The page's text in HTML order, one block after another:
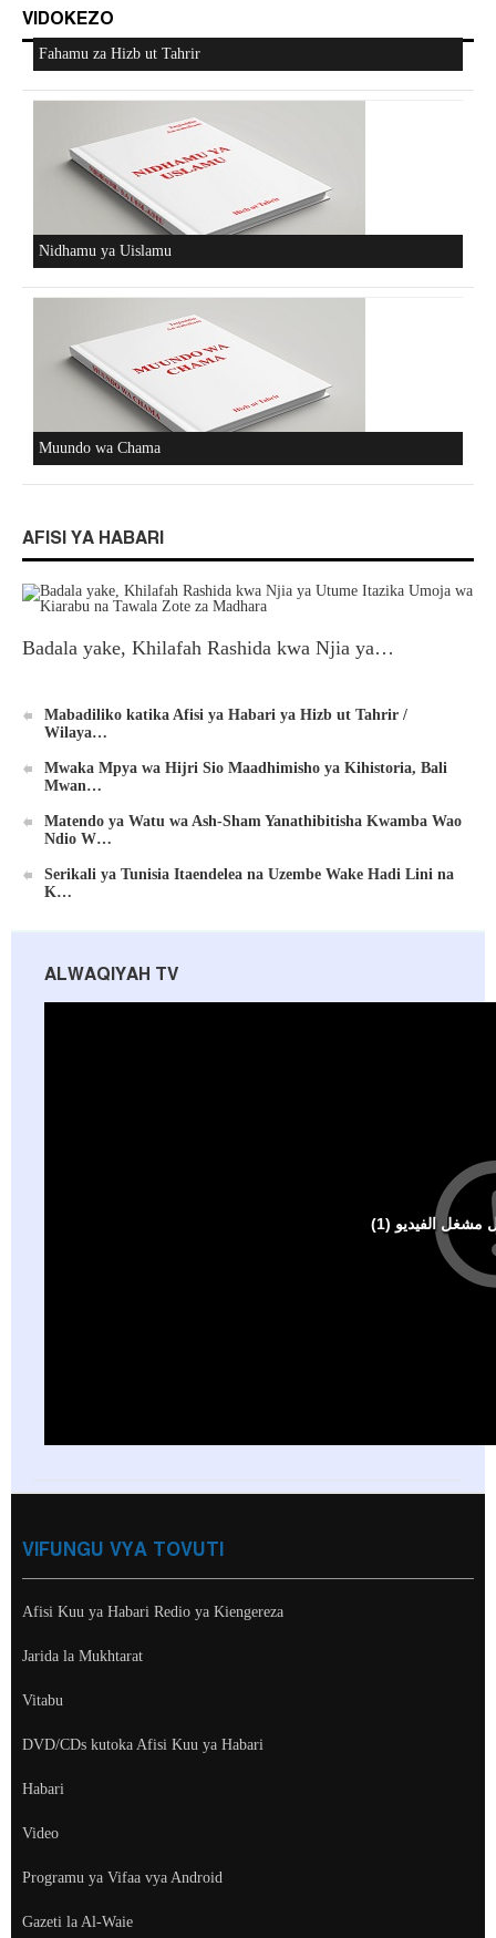
VIDOKEZO
Fahamu za Hizb ut Tahrir
Nidhamu ya Uislamu
Muundo wa Chama
AFISI YA HABARI
Badala yake, Khilafah Rashida kwa Njia ya…
Mabadiliko katika Afisi ya Habari ya Hizb ut Tahrir /
Wilaya…
Mwaka Mpya wa Hijri Sio Maadhimisho ya Kihistoria, Bali
Mwan…
Matendo ya Watu wa Ash-Sham Yanathibitisha Kwamba Wao
Ndio W…
Serikali ya Tunisia Itaendelea na Uzembe Wake Hadi Lini na
K…
ALWAQIYAH TV
VIFUNGU VYA TOVUTI
Afisi Kuu ya Habari Redio ya Kiengereza
Jarida la Mukhtarat
Vitabu
DVD/CDs kutoka Afisi Kuu ya Habari
Habari
Video
Programu ya Vifaa vya Android
Gazeti la Al-Waie